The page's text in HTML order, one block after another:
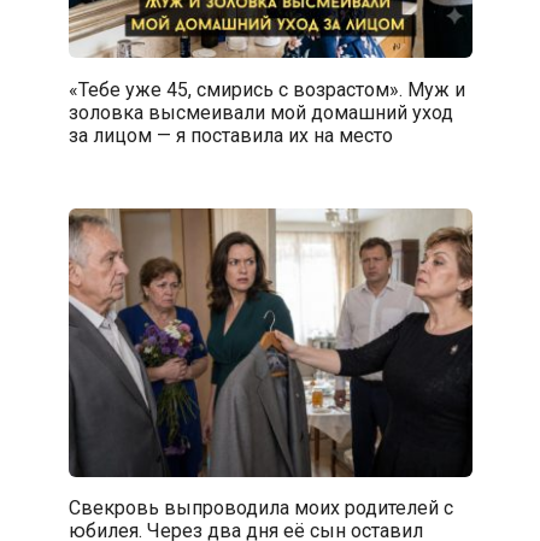
«Тебе уже 45, смирись с возрастом». Муж и
золовка высмеивали мой домашний уход
за лицом — я поставила их на место
Свекровь выпроводила моих родителей с
юбилея. Через два дня её сын оставил